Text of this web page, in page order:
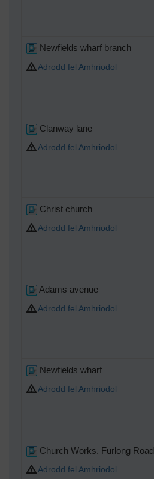
Newfields wharf branch
Adrodd fel Amhriodol
Clanway lane
Adrodd fel Amhriodol
Christ church
Adrodd fel Amhriodol
Adams avenue
Adrodd fel Amhriodol
Newfields wharf
Adrodd fel Amhriodol
Church Works. Furlong Road
Adrodd fel Amhriodol